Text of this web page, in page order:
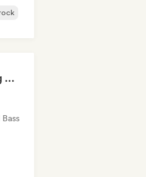
Badass Songs (Rising Wave Records)